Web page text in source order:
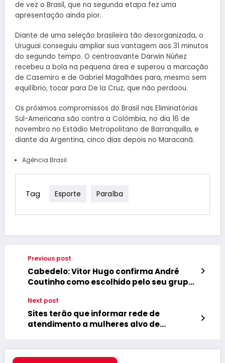
de vez o Brasil, que na segunda etapa fez uma
apresentação ainda pior.
Diante de uma seleção brasileira tão desorganizada, o
Uruguai conseguiu ampliar sua vantagem aos 31 minutos
do segundo tempo. O centroavante Darwin Núñez
recebeu a bola na pequena área e superou a marcação
de Casemiro e de Gabriel Magalhães para, mesmo sem
equilíbrio, tocar para De la Cruz, que não perdoou.
Os próximos compromissos do Brasil nas Eliminatórias
Sul-Americana são contra a Colômbia, no dia 16 de
novembro no Estádio Metropolitano de Barranquilla, e
diante da Argentina, cinco dias depois no Maracanã.
Agência Brasil
Tag Esporte Paraíba
Previous post
Cabedelo: Vitor Hugo confirma André
Coutinho como escolhido pelo seu grupo
Next post
Sites terão que informar rede de
atendimento a mulheres alvo de